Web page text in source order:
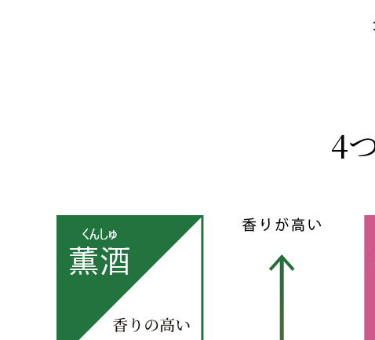
4